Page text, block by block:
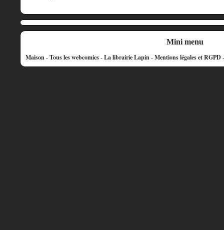
Mini menu
Maison-Tous les webcomics-La librairie Lapin-Mentions légales et RGPD